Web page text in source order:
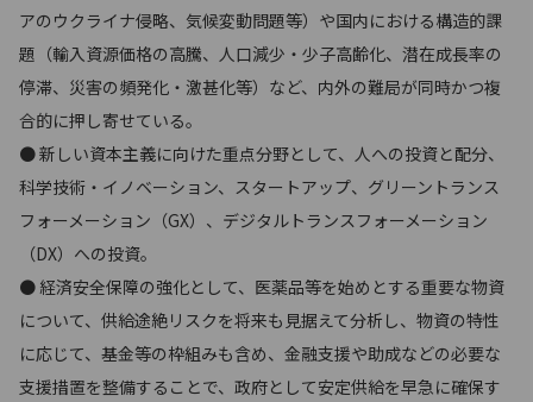
アのウクライナ侵略、気候変動問題等）や国内における構造的課
題（輸入資源価格の高騰、人口減少・少子高齢化、潜在成長率の
停滞、災害の頻発化・激甚化等）など、内外の難局が同時かつ複
合的に押し寄せている。
● 新しい資本主義に向けた重点分野として、人への投資と配分、
科学技術・イノベーション、スタートアップ、グリーントランス
フォーメーション（GX）、デジタルトランスフォーメーション
（DX）への投資。
● 経済安全保障の強化として、医薬品等を始めとする重要な物資
について、供給途絶リスクを将来も見据えて分析し、物資の特性
に応じて、基金等の枠組みも含め、金融支援や助成などの必要な
支援措置を整備することで、政府として安定供給を早急に確保す